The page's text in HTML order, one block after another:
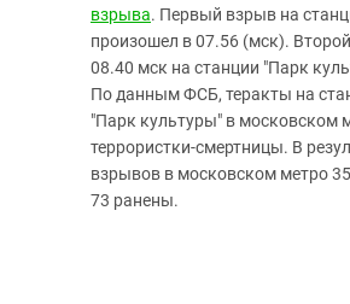
взрыва. Первый взрыв на
произошел в 07.56 (мск).
08.40 мск на станции "Парк
По данным ФСБ, теракты на
"Парк культуры" в московском
террористки-смертницы. В
взрывов в московском метро
73 ранены.